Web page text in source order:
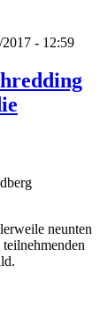
- 12:59
neunten